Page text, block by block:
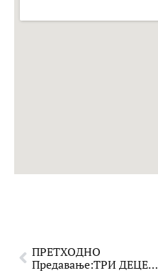
ПРЕТХОДНО
Предавање:ТРИ ДЕЦЕНИЈЕ НАКОН ДЕЈТОНА: ЖЕНЕ И ДРУШТВЕНЕ ПРОМЈЕНЕ
у организацији